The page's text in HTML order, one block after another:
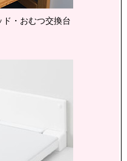
・おむつ交換台